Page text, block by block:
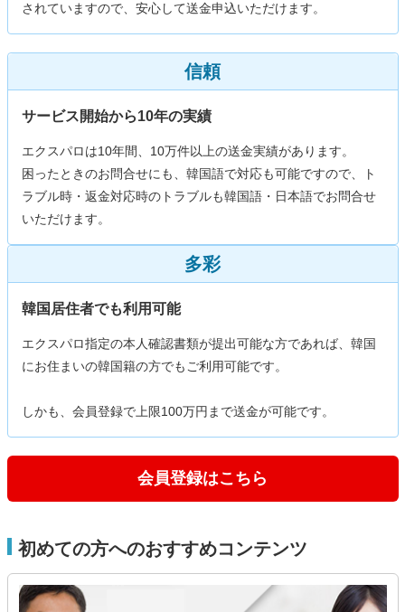
されていますので、安心して送金申込いただけます。
信頼
サービス開始から10年の実績
エクスパロは10年間、10万件以上の送金実績があります。
困ったときのお問合せにも、韓国語で対応も可能ですので、ト
ラブル時・返金対応時のトラブルも韓国語・日本語でお問合せ
いただけます。
多彩
韓国居住者でも利用可能
エクスパロ指定の本人確認書類が提出可能な方であれば、韓国
にお住まいの韓国籍の方でもご利用可能です。
しかも、会員登録で上限100万円まで送金が可能です。
会員登録はこちら
初めての方へのおすすめコンテンツ